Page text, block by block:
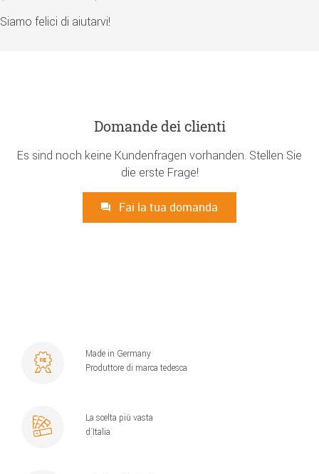
Siamo felici di aiutarvi!
Domande dei clienti
Es sind noch keine Kundenfragen vorhanden. Stellen Sie
die erste Frage!
Fai la tua domanda
Made in Germany
Produttore di marca tedesca
La scelta più vasta
d´Italia